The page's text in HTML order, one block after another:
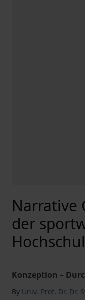
Narrative
der
Konzeption –
By Univ.-Prof. Dr. Dr.